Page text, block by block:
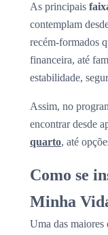
As principais
contemplam
recém-formados
financeira, até
estabilidade,
Assim, no
encontrar desde
quarto, até
Como se
Minha
Uma das maiores